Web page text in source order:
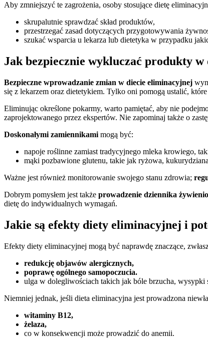
Aby zmniejszyć te zagrożenia, osoby stosujące dietę
skrupalutnie sprawdzać skład produktów,
przestrzegać zasad dotyczących przygotowywania
szukać wsparcia u lekarza lub dietetyka w przypadku
Jak bezpiecznie wykluczać produkty
Bezpieczne wprowadzanie zmian w diecie eliminacyjnej
się z lekarzem oraz dietetykiem. Tylko oni pomogą ustalić,
Eliminując określone pokarmy, warto pamiętać, aby nie
zaprojektowanego przez ekspertów. Nie zapominaj także o
Doskonałymi zamiennikami mogą być:
napoje roślinne zamiast tradycyjnego mleka krowiego,
mąki pozbawione glutenu, takie jak ryżowa,
Ważne jest również monitorowanie swojego stanu zdrowia;
Dobrym pomysłem jest także prowadzenie dziennika
dietę do indywidualnych wymagań.
Jakie są efekty diety eliminacyjnej i
Efekty diety eliminacyjnej mogą być naprawdę znaczące,
redukcję objawów alergicznych,
poprawę ogólnego samopoczucia.
ulga w dolegliwościach takich jak bóle brzucha, wysypki
Niemniej jednak, jeśli dieta eliminacyjna jest prowadzona
witaminy B12,
żelaza,
co w konsekwencji może prowadzić do anemii.